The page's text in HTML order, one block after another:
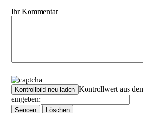
Ihr Kommentar
Kontrollwert aus
eingeben: